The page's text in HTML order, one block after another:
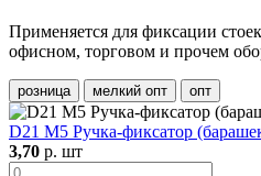
Применяется для фиксации
офисном, торговом и прочем
розница мелкий опт опт
D21 М5 Ручка-фиксатор
3,70 р. шт